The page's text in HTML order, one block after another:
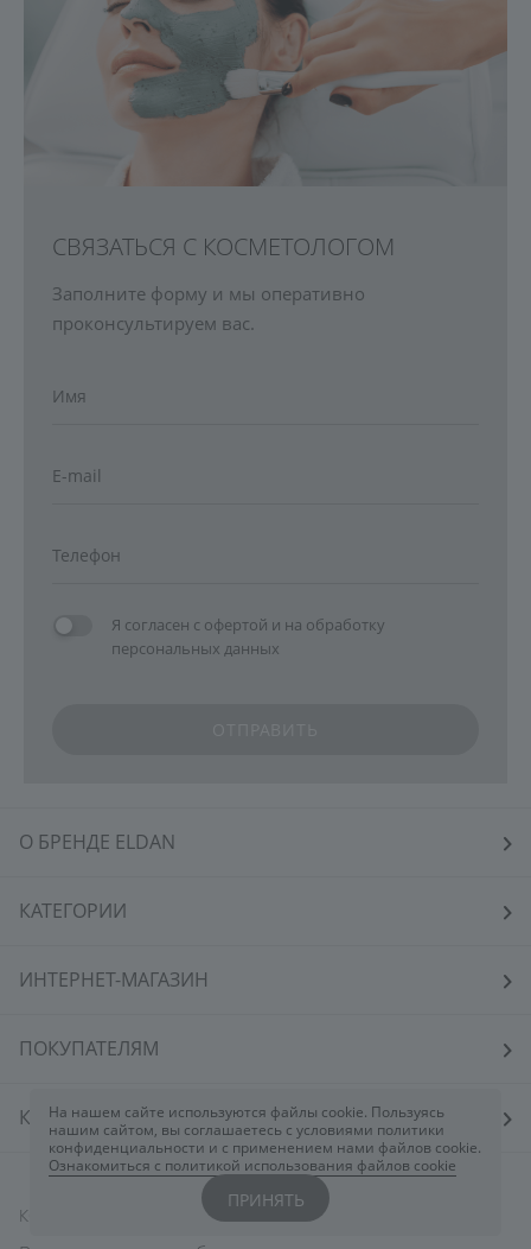
СВЯЗАТЬСЯ С КОСМЕТОЛОГОМ
Заполните форму и мы оперативно
проконсультируем вас.
Я согласен с офертой и на обработку
персональных данных
На нашем сайте используются файлы cookie. Пользуясь
нашим сайтом, вы соглашаетесь с условиями политики
конфиденциальности и с применением нами файлов cookie.
Ознакомиться с политикой использования файлов cookie
ПРИНЯТЬ
О БРЕНДЕ ELDAN
КАТЕГОРИИ
ИНТЕРНЕТ-МАГАЗИН
ПОКУПАТЕЛЯМ
КОСМЕТОЛОГАМ
КОНТАКТЫ